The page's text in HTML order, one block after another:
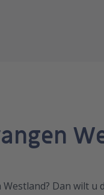
Dan wilt u